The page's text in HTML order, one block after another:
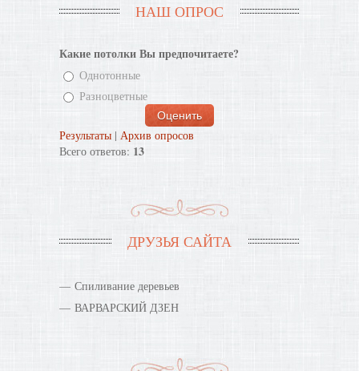
НАШ ОПРОС
Какие потолки Вы предпочитаете?
Однотонные
Разноцветные
Результаты | Архив опросов
Всего ответов: 13
ДРУЗЬЯ САЙТА
Спиливание деревьев
ВАРВАРСКИЙ ДЗЕН